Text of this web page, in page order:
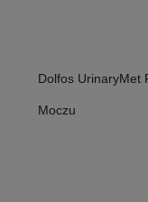
Dolfos UrinaryMet
Moczu